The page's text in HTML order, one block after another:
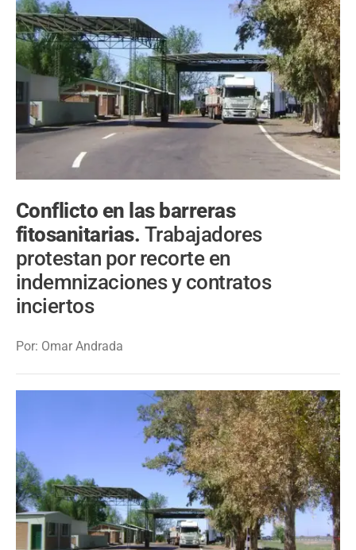
Conflicto en las barreras
fitosanitarias. Trabajadores
protestan por recorte en
indemnizaciones y contratos
inciertos
Por: Omar Andrada